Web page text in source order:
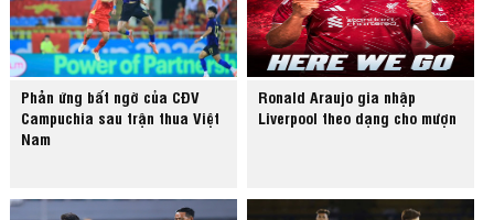
Phản ứng bất ngờ của CĐV
Campuchia sau trận thua Việt
Nam
Ronald Araujo gia nhập
Liverpool theo dạng cho mượn